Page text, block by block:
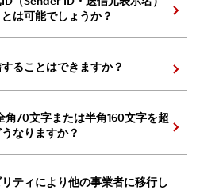
（Sender ID・送信元表示名）
は可能でしょうか？
ることはできますか？
角70文字または半角160文字を超
なりますか？
ティにより他の事業者に移行し